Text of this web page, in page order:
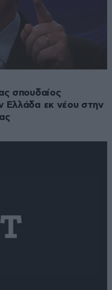
σπουδαίος
Ελλάδα εκ νέου στην